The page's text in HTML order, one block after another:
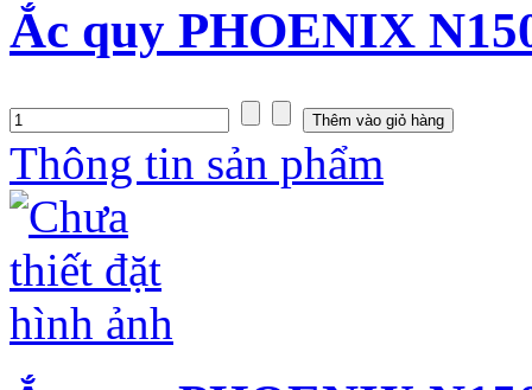
Ắc quy PHOENIX
Thông tin sản phẩm